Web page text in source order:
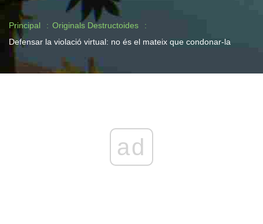
Principal
Originals Destructoides
Defensar la violació virtual: no és el mateix que condonar-la
ad